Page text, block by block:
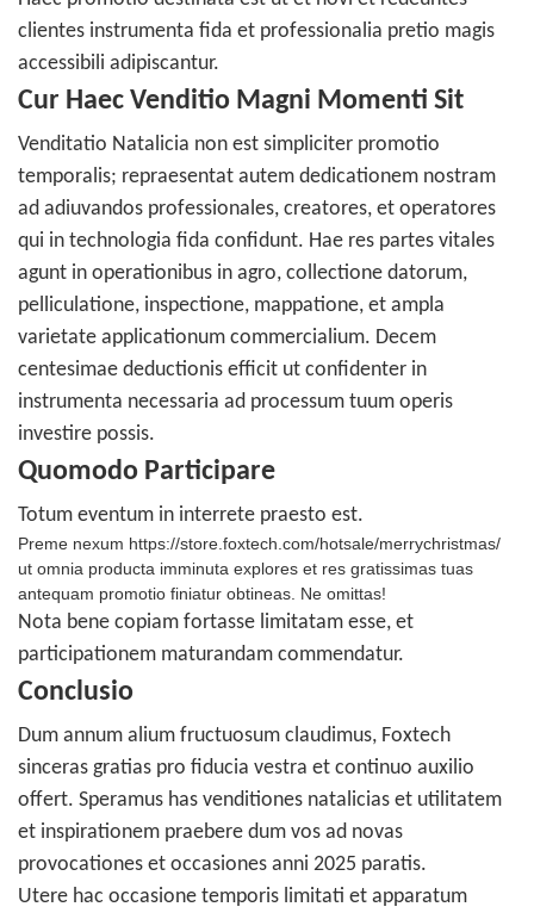
clientes instrumenta fida et professionalia pretio magis
accessibili adipiscantur.
Cur Haec Venditio Magni Momenti Sit
Venditatio Natalicia non est simpliciter promotio
temporalis; repraesentat autem dedicationem nostram
ad adiuvandos professionales, creatores, et operatores
qui in technologia fida confidunt. Hae res partes vitales
agunt in operationibus in agro, collectione datorum,
pelliculatione, inspectione, mappatione, et ampla
varietate applicationum commercialium. Decem
centesimae deductionis efficit ut confidenter in
instrumenta necessaria ad processum tuum operis
investire possis.
Quomodo Participare
Totum eventum in interrete praesto est.
Preme nexum https://store.foxtech.com/hotsale/merrychristmas/
ut omnia producta imminuta explores et res gratissimas tuas
antequam promotio finiatur obtineas. Ne omittas!
Nota bene copiam fortasse limitatam esse, et
participationem maturandam commendatur.
Conclusio
Dum annum alium fructuosum claudimus, Foxtech
sinceras gratias pro fiducia vestra et continuo auxilio
offert. Speramus has venditiones natalicias et utilitatem
et inspirationem praebere dum vos ad novas
provocationes et occasiones anni 2025 paratis.
Utere hac occasione temporis limitati et apparatum